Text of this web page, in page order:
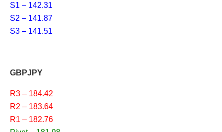
S1 – 142.31
S2 – 141.87
S3 – 141.51
GBPJPY
R3 – 184.42
R2 – 183.64
R1 – 182.76